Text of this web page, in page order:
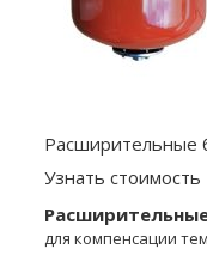
Расширительные
Узнать стоимость
для компенсации